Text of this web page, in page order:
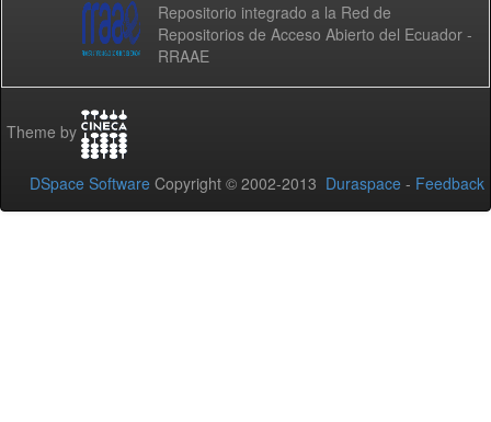
Repositorio integrado a la Red de
Repositorios de Acceso Abierto del Ecuador -
RRAAE
Theme by
DSpace Software Copyright © 2002-2013 Duraspace - Feedback